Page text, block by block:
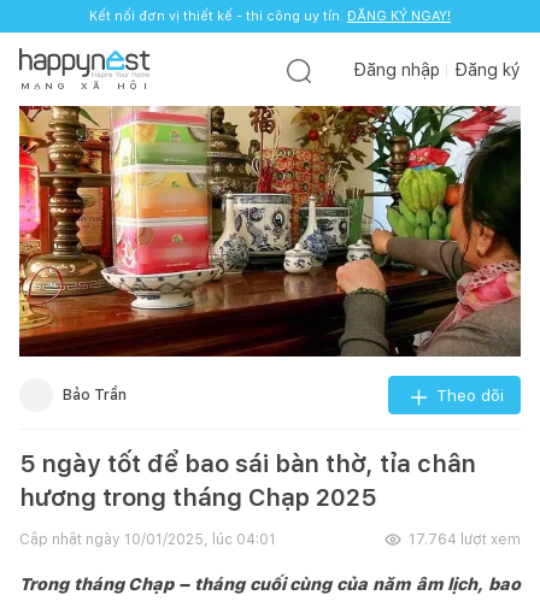
Kết nối đơn vị thiết kế - thi công uy tín. ĐĂNG KÝ NGAY!
M Ạ N G X Ã H Ộ I
Đăng nhập Đăng ký
Bảo Trần Theo dõi
5 ngày tốt để bao sái bàn thờ, tỉa chân
hương trong tháng Chạp 2025
Cập nhật ngày 10/01/2025, lúc 04:01 17.764 lượt xem
Trong tháng Chạp – tháng cuối cùng của năm âm lịch, bao